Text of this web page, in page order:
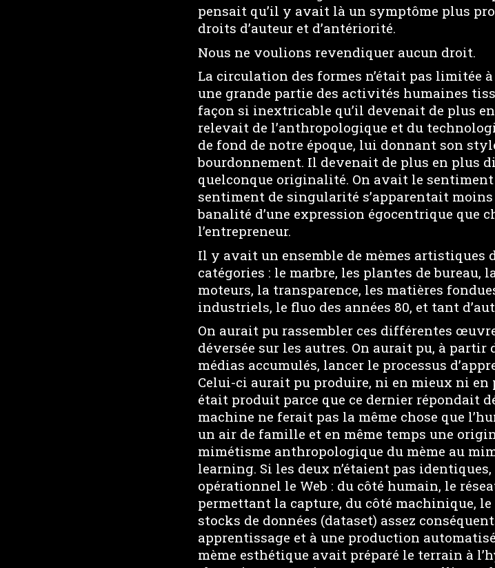
pensait qu’il y avait là un symptôme plus
droits d’auteur et d’antériorité.
Nous ne voulions revendiquer aucun droit.
La circulation des formes n’était pas limitée
une grande partie des activités humaines
façon si inextricable qu’il devenait de plus
relevait de l’anthropologique et du
de fond de notre époque, lui donnant son
bourdonnement. Il devenait de plus en plus
quelconque originalité. On avait le
sentiment de singularité s’apparentait moins
banalité d’une expression égocentrique que
l’entrepreneur.
Il y avait un ensemble de mèmes
catégories : le marbre, les plantes de bureau,
moteurs, la transparence, les matières
industriels, le fluo des années 80, et tant
On aurait pu rassembler ces différentes
déversée sur les autres. On aurait pu, à
médias accumulés, lancer le processus
Celui-ci aurait pu produire, ni en mieux ni
était produit parce que ce dernier répondait
machine ne ferait pas la même chose que
un air de famille et en même temps une
mimétisme anthropologique du mème au
learning. Si les deux n’étaient pas
opérationnel le Web : du côté humain, le
permettant la capture, du côté machinique,
stocks de données (dataset) assez
apprentissage et à une production
mème esthétique avait préparé le terrain à